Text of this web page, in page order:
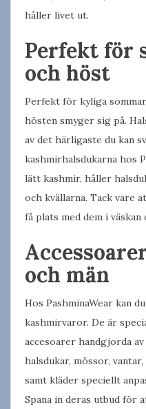
håller livet ut.
Perfekt för
och höst
Perfekt för kyliga
hösten smyger sig på.
av det härligaste du kan
kashmirhalsdukarna hos
lätt kashmir, håller
och kvällarna. Tack vare
få plats med dem i
och män
Hos PashminaWear kan
kashmirvaror. De är
accesoarer handgjorda
halsdukar, mössor,
samt kläder speciellt
Spana in deras utbud för